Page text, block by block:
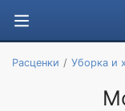
Расценки Уборка и